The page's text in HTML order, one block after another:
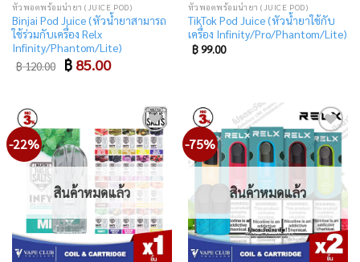
หัวพอตพร้อมน้ำยา (JUICE POD)
Binjai Pod Juice (หัวน้ำยาสามารถ
ใช้ร่วมกับเครื่อง Relx
Infinity/Phantom/Lite)
฿120.00 Original
price
฿ 85.00Current
price
หัวพอตพร้อมน้ำยา (JUICE POD)
TikTok Pod Juice (หัวน้ำยาใช้กับ
เครื่อง Infinity/Pro/Phantom/Lite)
฿99.00
-22%
Add
to
wishlist
สินค้าหมดแล้ว
-75%
Add
to
wishlist
สินค้าหมดแล้ว